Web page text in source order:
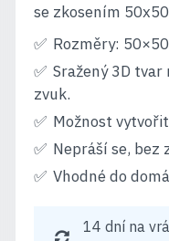
se zkosením
Rozměry:
Sražený 3D
zvuk.
Možnost
Nepráší se, bez
Vhodné do
14 dní na